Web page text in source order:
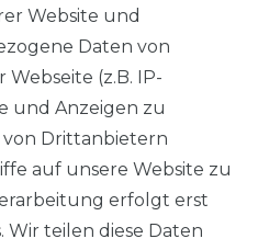
– TOP Qualität
Website und
Daten von
(z.B. IP-
und Anzeigen zu
von Drittanbietern
auf unsere Website zu
erfolgt erst
Wir teilen diese Daten